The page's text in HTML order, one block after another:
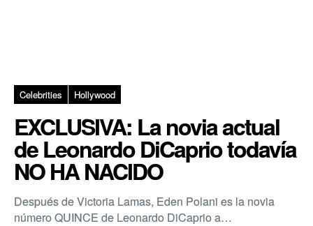
Celebrities Hollywood
EXCLUSIVA: La novia actual
de Leonardo DiCaprio todavía
NO HA NACIDO
Después de Victoria Lamas, Eden Polani es la novia
número QUINCE de Leonardo DiCaprio a…